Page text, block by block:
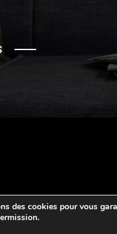
des cookies pour vous